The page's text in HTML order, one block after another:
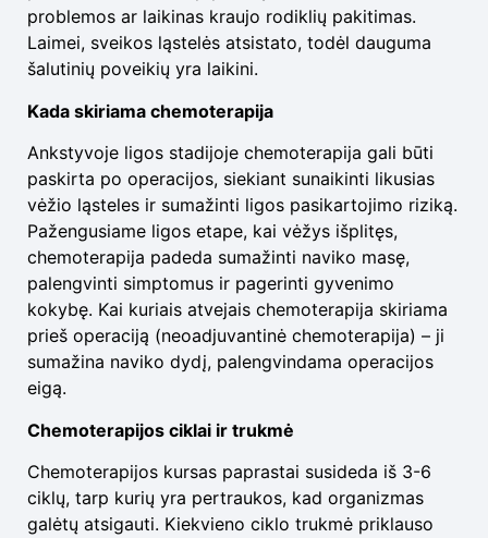
problemos ar laikinas kraujo rodiklių pakitimas.
Laimei, sveikos ląstelės atsistato, todėl dauguma
šalutinių poveikių yra laikini.
Kada skiriama chemoterapija
Ankstyvoje ligos stadijoje chemoterapija gali būti
paskirta po operacijos, siekiant sunaikinti likusias
vėžio ląsteles ir sumažinti ligos pasikartojimo riziką.
Pažengusiame ligos etape, kai vėžys išplitęs,
chemoterapija padeda sumažinti naviko masę,
palengvinti simptomus ir pagerinti gyvenimo
kokybę. Kai kuriais atvejais chemoterapija skiriama
prieš operaciją (neoadjuvantinė chemoterapija) – ji
sumažina naviko dydį, palengvindama operacijos
eigą.
Chemoterapijos ciklai ir trukmė
Chemoterapijos kursas paprastai susideda iš 3-6
ciklų, tarp kurių yra pertraukos, kad organizmas
galėtų atsigauti. Kiekvieno ciklo trukmė priklauso